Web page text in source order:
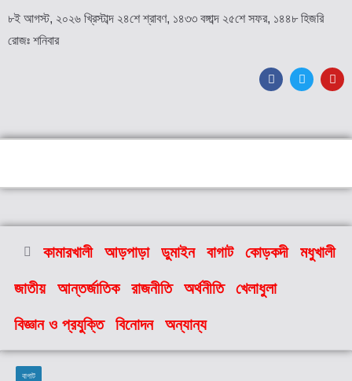
৮ই আগস্ট, ২০২৬ খ্রিস্টাব্দ ২৪শে শ্রাবণ, ১৪৩৩ বঙ্গাব্দ ২৫শে সফর, ১৪৪৮ হিজরি
রোজঃ শনিবার
কামারখালী আড়পাড়া ডুমাইন বাগাট কোড়কদী মধুখালী
জাতীয় আন্তর্জাতিক রাজনীতি অর্থনীতি খেলাধুলা
বিজ্ঞান ও প্রযুক্তি বিনোদন অন্যান্য
বাগাট